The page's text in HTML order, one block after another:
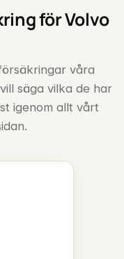
för Volvo
våra
säga vilka de har
igenom allt vårt